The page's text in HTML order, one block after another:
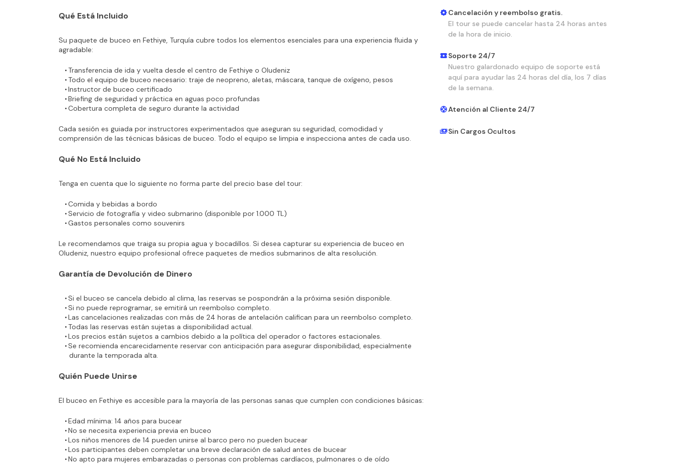
Qué Está Incluido
Su paquete de buceo en Fethiye, Turquía cubre todos los elementos esenciales para una experiencia fluida y
agradable:
Transferencia de ida y vuelta desde el centro de Fethiye o Oludeniz
Todo el equipo de buceo necesario: traje de neopreno, aletas, máscara, tanque de oxígeno, pesos
Instructor de buceo certificado
Briefing de seguridad y práctica en aguas poco profundas
Cobertura completa de seguro durante la actividad
Cada sesión es guiada por instructores experimentados que aseguran su seguridad, comodidad y
comprensión de las técnicas básicas de buceo. Todo el equipo se limpia e inspecciona antes de cada uso.
Qué No Está Incluido
Tenga en cuenta que lo siguiente no forma parte del precio base del tour:
Comida y bebidas a bordo
Servicio de fotografía y video submarino (disponible por 1.000 TL)
Gastos personales como souvenirs
Le recomendamos que traiga su propia agua y bocadillos. Si desea capturar su experiencia de buceo en
Oludeniz, nuestro equipo profesional ofrece paquetes de medios submarinos de alta resolución.
Garantía de Devolución de Dinero
Si el buceo se cancela debido al clima, las reservas se pospondrán a la próxima sesión disponible.
Si no puede reprogramar, se emitirá un reembolso completo.
Las cancelaciones realizadas con más de 24 horas de antelación califican para un reembolso completo.
Todas las reservas están sujetas a disponibilidad actual.
Los precios están sujetos a cambios debido a la política del operador o factores estacionales.
Se recomienda encarecidamente reservar con anticipación para asegurar disponibilidad, especialmente
durante la temporada alta.
Quién Puede Unirse
El buceo en Fethiye es accesible para la mayoría de las personas sanas que cumplen con condiciones básicas:
Edad mínima: 14 años para bucear
No se necesita experiencia previa en buceo
Los niños menores de 14 pueden unirse al barco pero no pueden bucear
Los participantes deben completar una breve declaración de salud antes de bucear
No apto para mujeres embarazadas o personas con problemas cardíacos, pulmonares o de oído
Cancelación y reembolso gratis.
El tour se puede cancelar hasta 24 horas antes
de la hora de inicio.
Soporte 24/7
Nuestro galardonado equipo de soporte está
aquí para ayudar las 24 horas del día, los 7 días
de la semana.
Atención al Cliente 24/7
Sin Cargos Ocultos